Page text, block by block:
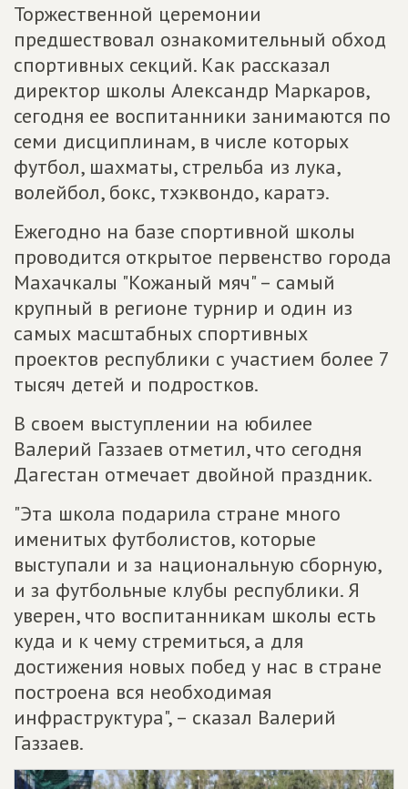
Торжественной церемонии
предшествовал ознакомительный обход
спортивных секций. Как рассказал
директор школы Александр Маркаров,
сегодня ее воспитанники занимаются по
семи дисциплинам, в числе которых
футбол, шахматы, стрельба из лука,
волейбол, бокс, тхэквондо, каратэ.
Ежегодно на базе спортивной школы
проводится открытое первенство города
Махачкалы "Кожаный мяч" – самый
крупный в регионе турнир и один из
самых масштабных спортивных
проектов республики с участием более 7
тысяч детей и подростков.
В своем выступлении на юбилее
Валерий Газзаев отметил, что сегодня
Дагестан отмечает двойной праздник.
"Эта школа подарила стране много
именитых футболистов, которые
выступали и за национальную сборную,
и за футбольные клубы республики. Я
уверен, что воспитанникам школы есть
куда и к чему стремиться, а для
достижения новых побед у нас в стране
построена вся необходимая
инфраструктура", – сказал Валерий
Газзаев.